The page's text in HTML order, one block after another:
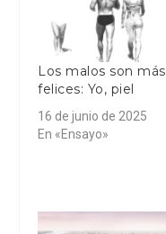
Los malos son más
felices: Yo, piel
16 de junio de 2025
En «Ensayo»